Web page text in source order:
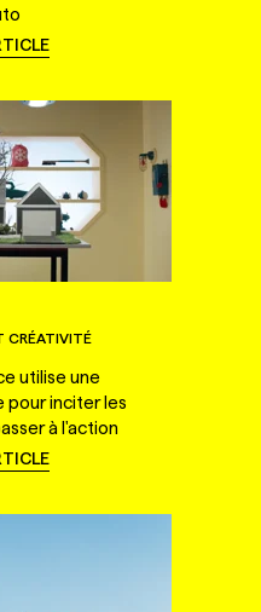
CRÉATIVITÉ
utilise une
pour inciter les
à l'action